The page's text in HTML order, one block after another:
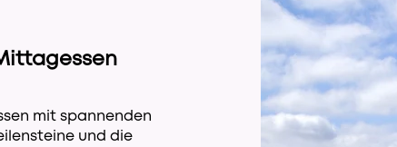
mit spannenden
und die